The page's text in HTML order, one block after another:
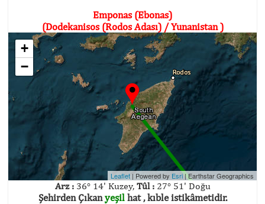
Emponas (Ebonas)
(Dodekanisos (Rodos Adası) / Yunanistan )
+
−
Leaflet | Powered by Esri|Earthstar Geographics
Arz :36° 14' Kuzey, Tûl :27° 51' Doğu
Şehirden Çıkanyeşilhat , kıble istikâmetidir.